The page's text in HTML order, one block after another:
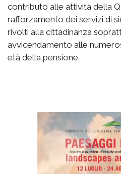
contributo alle attività della
rafforzamento dei servizi di
rivolti alla cittadinanza
avvicendamento alle
età della pensione.